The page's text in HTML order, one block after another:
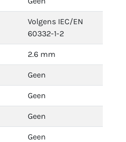
Volgens IEC/EN
60332-1-2
2.6 mm
Geen
Geen
Geen
Geen